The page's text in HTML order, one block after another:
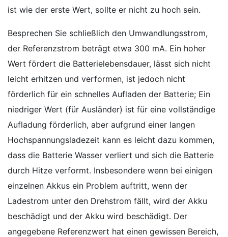
ist wie der erste Wert, sollte er nicht zu hoch sein.
Besprechen Sie schließlich den Umwandlungsstrom,
der Referenzstrom beträgt etwa 300 mA. Ein hoher
Wert fördert die Batterielebensdauer, lässt sich nicht
leicht erhitzen und verformen, ist jedoch nicht
förderlich für ein schnelles Aufladen der Batterie; Ein
niedriger Wert (für Ausländer) ist für eine vollständige
Aufladung förderlich, aber aufgrund einer langen
Hochspannungsladezeit kann es leicht dazu kommen,
dass die Batterie Wasser verliert und sich die Batterie
durch Hitze verformt. Insbesondere wenn bei einigen
einzelnen Akkus ein Problem auftritt, wenn der
Ladestrom unter den Drehstrom fällt, wird der Akku
beschädigt und der Akku wird beschädigt. Der
angegebene Referenzwert hat einen gewissen Bereich,